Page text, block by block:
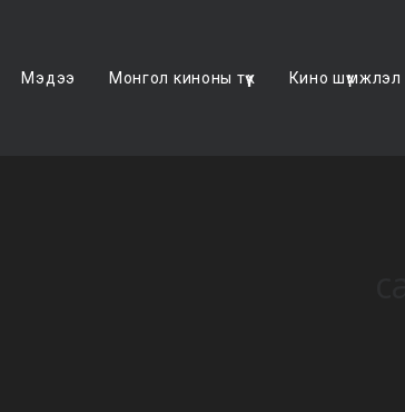
Мэдээ Монгол киноны түүх Кино шүүмжлэл